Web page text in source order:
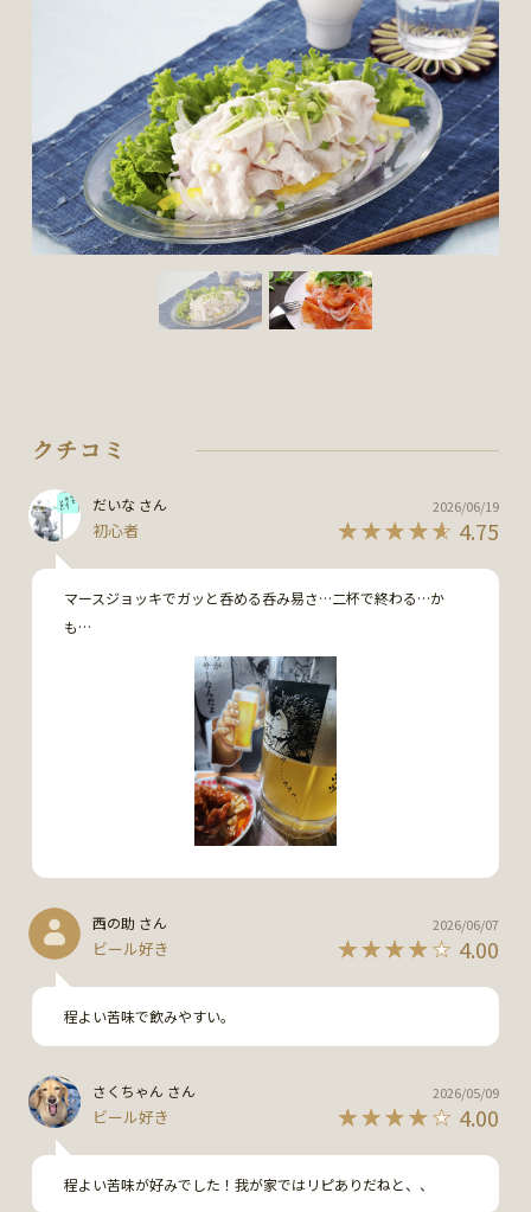
クチコミ
だいな さん
初心者 4.75
2026/06/19
マースジョッキでガッと呑める呑み易さ…二杯で終わる…か
も…
西の助 さん
ビール好き 4.00
2026/06/07
程よい苦味で飲みやすい。
さくちゃん さん
ビール好き 4.00
2026/05/09
程よい苦味が好みでした！我が家ではリピありだねと、、